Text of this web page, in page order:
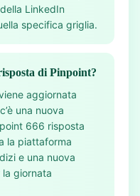
LinkedIn
specifica griglia.
di Pinpoint?
aggiornata
una nuova
666 risposta
la piattaforma
e una nuova
giornata